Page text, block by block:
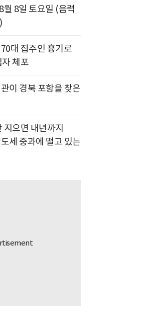
월 8일 토요일 (음력
대 집주인 흉기로
체포
이 경북 포항을 찾은
지으면 내년까지
세 중과에 떨고 있는